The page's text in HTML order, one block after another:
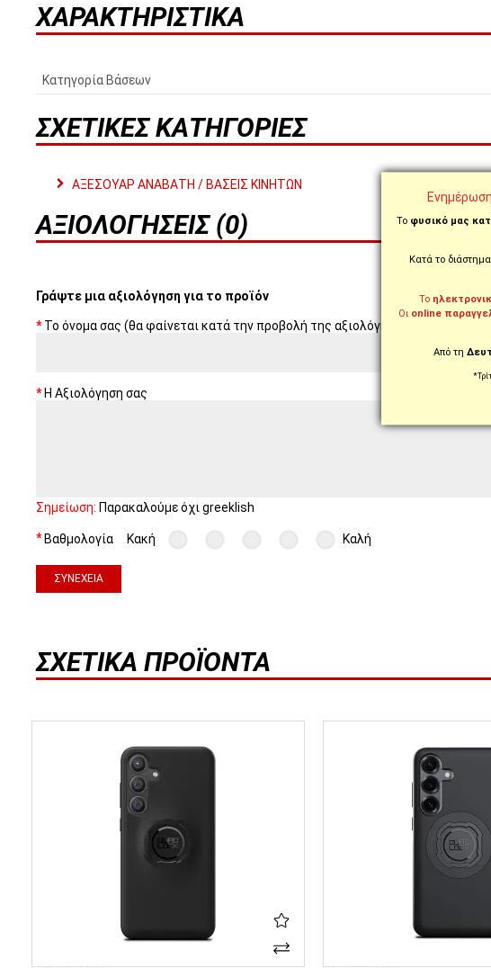
ΧΑΡΑΚΤΗΡΙΣΤΙΚΆ
Κατηγορία Βάσεων
ΣΧΕΤΙΚΈΣ ΚΑΤΗΓΟΡΊΕΣ
ΑΞΕΣΟΥΑΡ ΑΝΑΒΑΤΗ / ΒΑΣΕΙΣ ΚΙΝΗΤΩΝ
ΑΞΙΟΛΟΓΉΣΕΙΣ (0)
Γράψτε μια αξιολόγηση για το προϊόν
Το όνομα σας (θα φαίνεται κατά την προβολή της αξιολόγησης!)
Η Αξιολόγηση σας
Σημείωση: Παρακαλούμε όχι greeklish
Βαθμολογία Κακή Καλή
ΣΥΝΈΧΕΙΑ
ΣΧΕΤΙΚΆ ΠΡΟΪΌΝΤΑ
Το φυσικό μας
Κατά το
Το
Οι online
Από τη